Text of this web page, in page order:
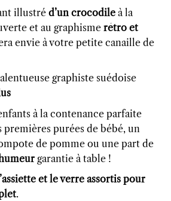
illustré d’un crocodileà la
et au graphisme rétro et
envie à votre petite canaille de
graphiste suédoise
à la contenance parfaite
purées de bébé, un
de pomme ou une part de
garantie à table !
et le verre assortis pour
.